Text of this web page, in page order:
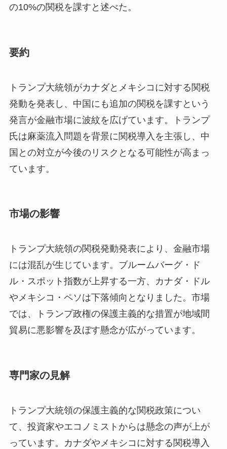
の10%の関税を課すと述べた。
要約
トランプ大統領がカナダとメキシコに対する関税
発動を発表し、中国にも追加の関税を課すという
発言が金融市場に波紋を広げています。トランプ
氏は麻薬流入問題を背景に関税導入を主張し、中
国との対立が今後のリスクとなる可能性が高まっ
ています。
市場の影響
トランプ大統領の関税発動発表により、金融市場
には混乱が生じています。ブルームバーグ・ド
ル・スポット指数が上昇する一方、カナダ・ドル
やメキシコ・ペソは下落傾向となりました。市場
では、トランプ政権の保護主義的な措置が地域間
貿易に悪影響を及ぼす懸念が広がっています。
専門家の見解
トランプ大統領の保護主義的な関税政策につい
て、投資家やエコノミストからは懸念の声が上が
っています。カナダやメキシコに対する関税導入